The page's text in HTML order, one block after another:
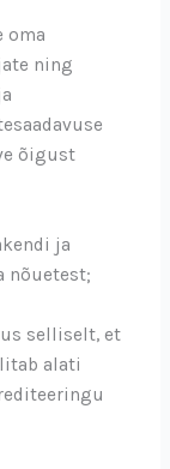
oma
ning
õigust
ja
nõuetest;
selliselt, et
alati